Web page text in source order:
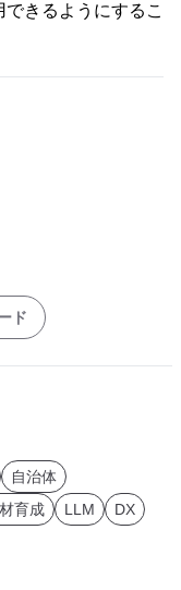
きるようにするこ
ド
自治体
育成 LLM DX